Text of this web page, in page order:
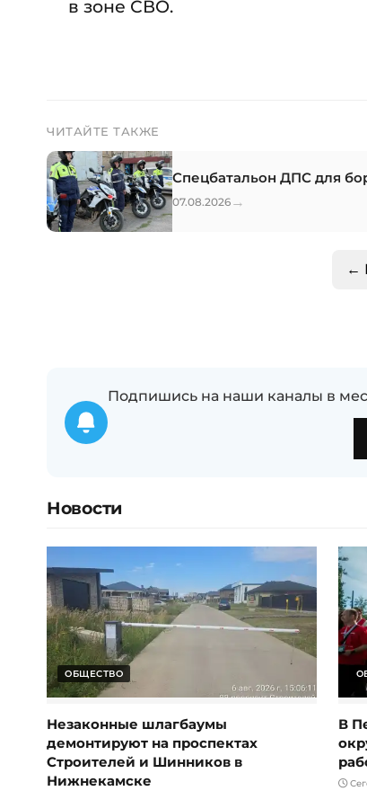
в зоне СВО.
ЧИТАЙТЕ ТАКЖЕ
Спецбатальон ДПС для
07.08.2026 →
←
Подпишись на наши каналы в
Новости
ОБЩЕСТВО
Незаконные шлагбаумы
демонтируют на проспектах
Строителей и Шинников в
Нижнекамске
В